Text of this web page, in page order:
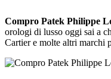
Compro Patek Philippe
orologi di lusso oggi sai a
Cartier e molte altri marchi